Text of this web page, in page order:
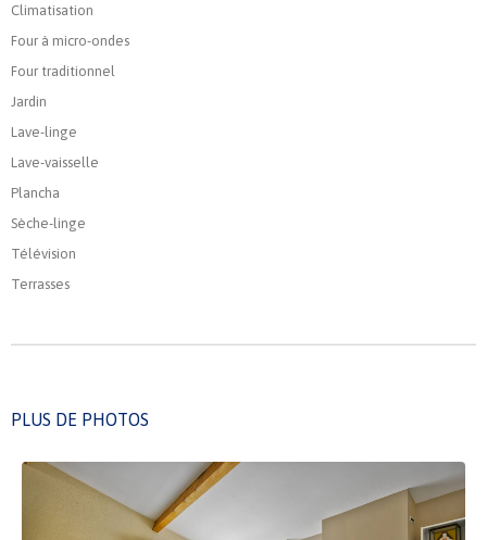
Climatisation
Four à micro-ondes
Four traditionnel
Jardin
Lave-linge
Lave-vaisselle
Plancha
Sèche-linge
Télévision
Terrasses
PLUS DE PHOTOS